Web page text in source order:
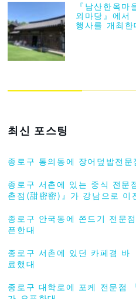
『남산한옥
외마당』에서
행사를 개최한
최신 포스팅
종로구 통의동에 장어덮밥전
종로구 서촌에 있는 중식 전
촌점(甜密密)』가 강남으로 이
종로구 안국동에 쫀드기 전문
픈한대
종로구 서촌에 있던 카페겸
료했대
종로구 대학로에 포케 전문점